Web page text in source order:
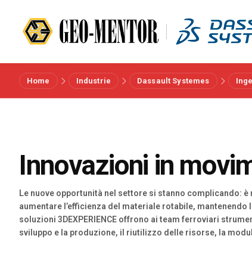
Menu
Riferimenti
Settori
Chi siamo
Home Industrie Dassault Systemes
Innovazioni in
Le nuove opportunità nel settore si stanno complicando:
aumentare l’efficienza del materiale rotabile,
soluzioni 3DEXPERIENCE offrono ai team ferroviari
sviluppo e la produzione, il riutilizzo delle risorse, la